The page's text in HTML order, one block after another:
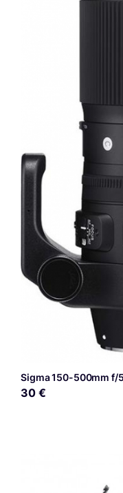
Sigma 150-500mm f/
30 €